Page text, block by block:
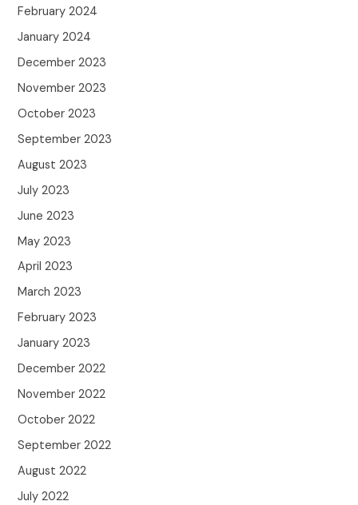
February 2024
January 2024
December 2023
November 2023
October 2023
September 2023
August 2023
July 2023
June 2023
May 2023
April 2023
March 2023
February 2023
January 2023
December 2022
November 2022
October 2022
September 2022
August 2022
July 2022